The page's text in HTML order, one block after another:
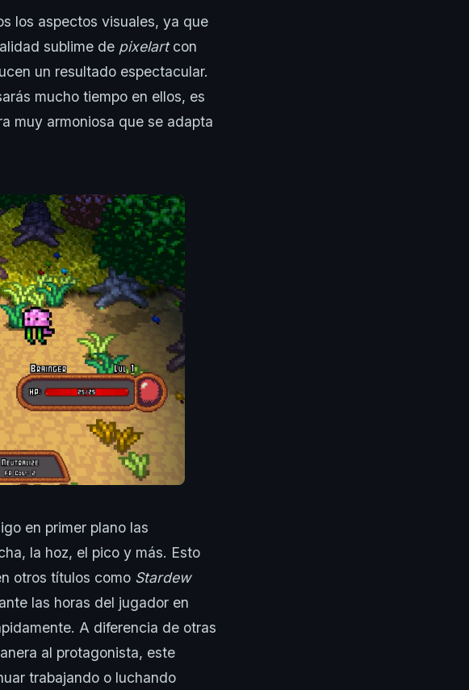
los aspectos visuales, ya que
sublime de pixelartcon
un resultado espectacular.
mucho tiempo en ellos, es
muy armoniosa que se adapta
en primer plano las
la hoz, el pico y más. Esto
otros títulos como Stardew
las horas del jugador en
A diferencia de otras
al protagonista, este
trabajando o luchando